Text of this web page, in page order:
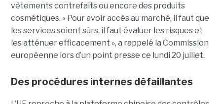
vêtements contrefaits ou encore des produits
cosmétiques. « Pour avoir accès au marché, il faut que
les services soient sûrs, il faut évaluer les risques et
les atténuer efficacement », a rappelé la Commission
européenne lors d’un point presse ce lundi 20 juillet.
Des procédures internes défaillantes